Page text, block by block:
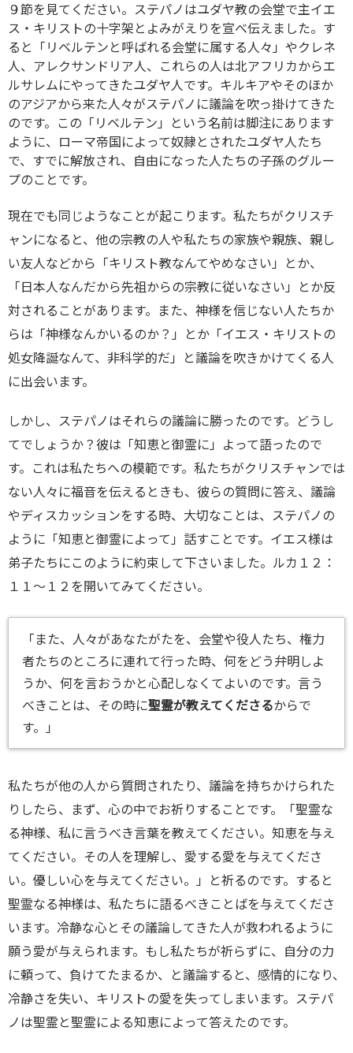
９節を見てください。ステパノはユダヤ教の会堂で主イエ
ス・キリストの十字架とよみがえりを宣べ伝えました。す
ると「リベルテンと呼ばれる会堂に属する人々」やクレネ
人、アレクサンドリア人、これらの人は北アフリカからエ
ルサレムにやってきたユダヤ人です。キルキアやそのほか
のアジアから来た人々がステパノに議論を吹っ掛けてきた
のです。この「リベルテン」という名前は脚注にあります
ように、ローマ帝国によって奴隷とされたユダヤ人たち
で、すでに解放され、自由になった人たちの子孫のグルー
プのことです。
現在でも同じようなことが起こります。私たちがクリスチ
ャンになると、他の宗教の人や私たちの家族や親族、親し
い友人などから「キリスト教なんてやめなさい」とか、
「日本人なんだから先祖からの宗教に従いなさい」とか反
対されることがあります。また、神様を信じない人たちか
らは「神様なんかいるのか？」とか「イエス・キリストの
処女降誕なんて、非科学的だ」と議論を吹きかけてくる人
に出会います。
しかし、ステパノはそれらの議論に勝ったのです。どうし
てでしょうか？彼は「知恵と御霊に」よって語ったので
す。これは私たちへの模範です。私たちがクリスチャンでは
ない人々に福音を伝えるときも、彼らの質問に答え、議論
やディスカッションをする時、大切なことは、ステパノの
ように「知恵と御霊によって」話すことです。イエス様は
弟子たちにこのように約束して下さいました。ルカ１２：
１１～１２を開いてみてください。
「また、人々があなたがたを、会堂や役人たち、権力
者たちのところに連れて行った時、何をどう弁明しよ
うか、何を言おうかと心配しなくてよいのです。言う
べきことは、その時に聖霊が教えてくださるからで
す。」
私たちが他の人から質問されたり、議論を持ちかけられた
りしたら、まず、心の中でお祈りすることです。「聖霊な
る神様、私に言うべき言葉を教えてください。知恵を与え
てください。その人を理解し、愛する愛を与えてくださ
い。優しい心を与えてください。」と祈るのです。すると
聖霊なる神様は、私たちに語るべきことばを与えてくださ
います。冷静な心とその議論してきた人が救われるように
願う愛が与えられます。もし私たちが祈らずに、自分の力
に頼って、負けてたまるか、と議論すると、感情的になり、
冷静さを失い、キリストの愛を失ってしまいます。ステパ
ノは聖霊と聖霊による知恵によって答えたのです。